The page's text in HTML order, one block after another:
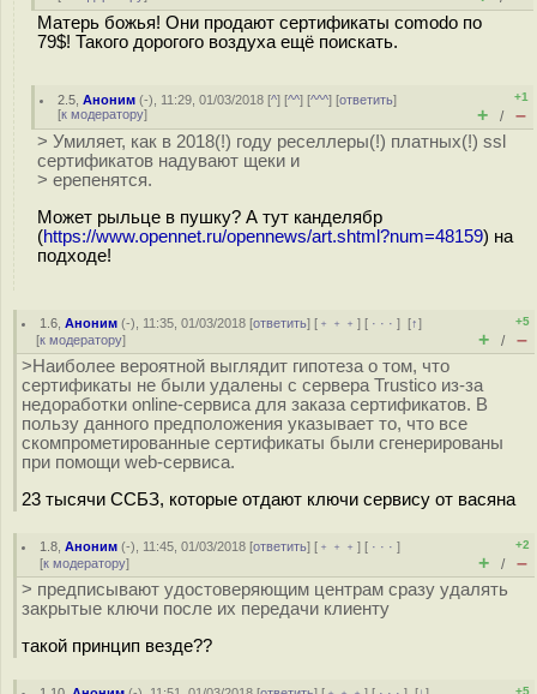
Матерь божья! Они продают сертификаты comodo по
79$! Такого дорогого воздуха ещё поискать.
2.5 ,Аноним (-), 11:29, 01/03/2018 [^] [^^] [^^^] [ответить]
[к модератору]
+1
+ / –
> Умиляет, как в 2018(!) году реселлеры(!) платных(!) ssl
сертификатов надувают щеки и
> ерепенятся.
Может рыльце в пушку? А тут канделябр
(https://www.opennet.ru/opennews/art.shtml?num=48159) на
подходе!
1.6 ,Аноним (-), 11:35, 01/03/2018 [ответить] [ ﹢﹢﹢] [ · · ·][↑]
[к модератору]
+5
+ / –
>Наиболее вероятной выглядит гипотеза о том, что
сертификаты не были удалены с сервера Trustico из-за
недоработки online-сервиса для заказа сертификатов. В
пользу данного предположения указывает то, что все
скомпрометированные сертификаты были сгенерированы
при помощи web-сервиса.
23 тысячи ССБЗ, которые отдают ключи сервису от васяна
1.8 ,Аноним (-), 11:45, 01/03/2018 [ответить] [ ﹢﹢﹢] [ · · ·]
[к модератору]
+2
+ / –
> предписывают удостоверяющим центрам сразу удалять
закрытые ключи после их передачи клиенту
такой принцип везде??
+5